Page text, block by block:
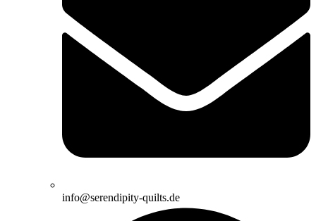
info@serendipity-quilts.de